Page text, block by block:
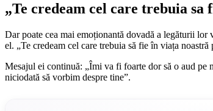
„Te credeam cel care trebuia
Dar poate cea mai emoționantă dovadă a legăturii
el. „Te credeam cel care trebuia să fie în viața noastră
Mesajul ei continuă: „Îmi va fi foarte dor să o aud pe
niciodată să vorbim despre tine”.